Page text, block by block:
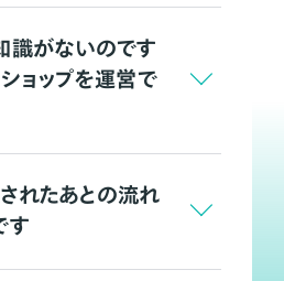
識がないのです
ョップを運営で
れたあとの流れ
す